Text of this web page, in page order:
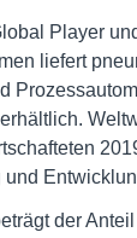
Player
liefert
der